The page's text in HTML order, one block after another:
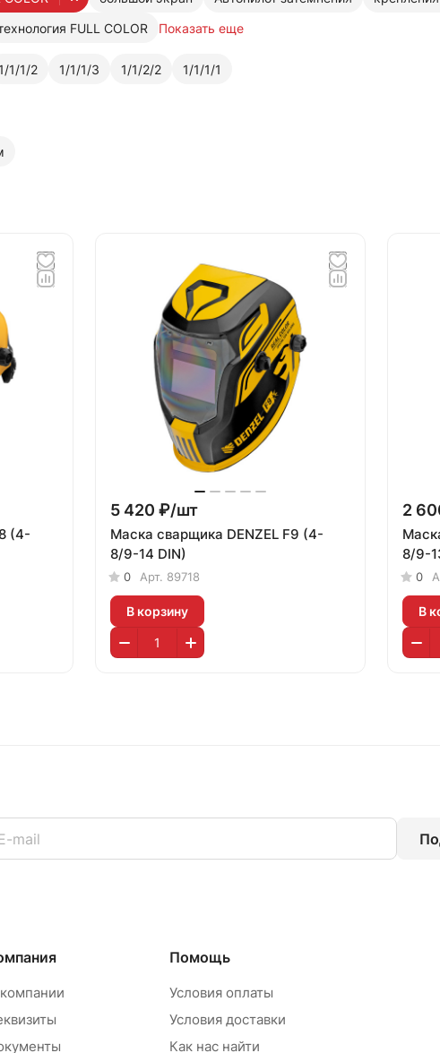
FULL COLOR
Показать еще
1/1/1/2 1/1/1/3 1/1/2/2 1/1/1/1
(4-
5 420 ₽/шт
Маска сварщика DENZEL F9 (4-
8/9-14 DIN)
0 Арт. 89718
В корзину
2
8/9-
0
В
Помощь
Условия оплаты
Условия доставки
Как нас найти